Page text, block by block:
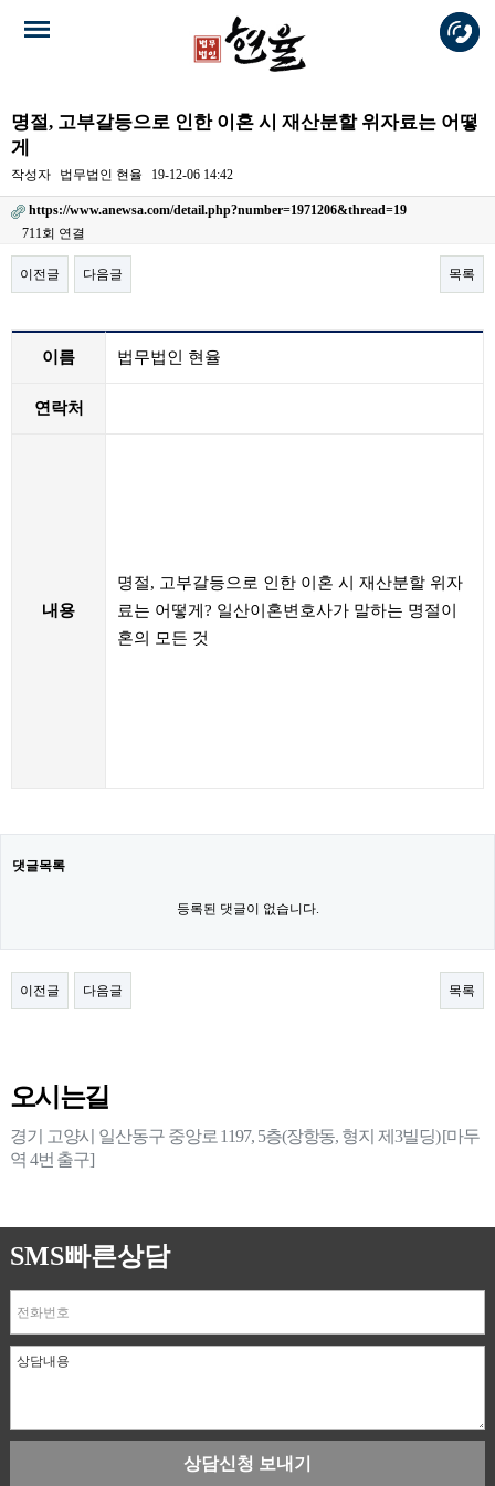
명절, 고부갈등으로 인한 이혼 시 재산분할 위자료는 어떻
게
작성자 법무법인 현율 19-12-06 14:42
https://www.anewsa.com/detail.php?number=1971206&thread=19
711회 연결
이전글 다음글 목록
본문
이름 법무법인 현율
연락처
내용
명절, 고부갈등으로 인한 이혼 시 재산분할 위자
료는 어떻게? 일산이혼변호사가 말하는 명절이
혼의 모든 것
댓글목록
등록된 댓글이 없습니다.
이전글 다음글 목록
오시는길
경기 고양시 일산동구 중앙로 1197, 5층(장항동, 형지 제3빌딩) [마두
역 4번 출구]
SMS빠른상담
상담신청 보내기